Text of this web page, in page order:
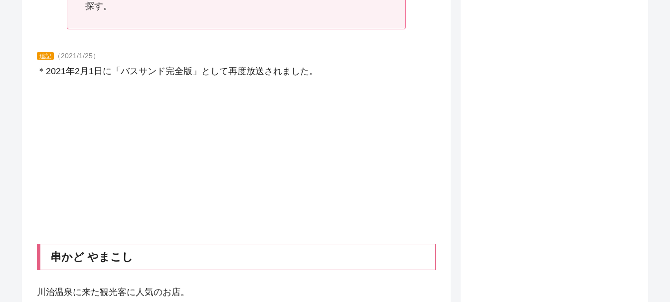
探す。
追記 （2021/1/25）
＊2021年2月1日に「バスサンド完全版」として再度放送されました。
串かど やまこし
川治温泉に来た観光客に人気のお店。